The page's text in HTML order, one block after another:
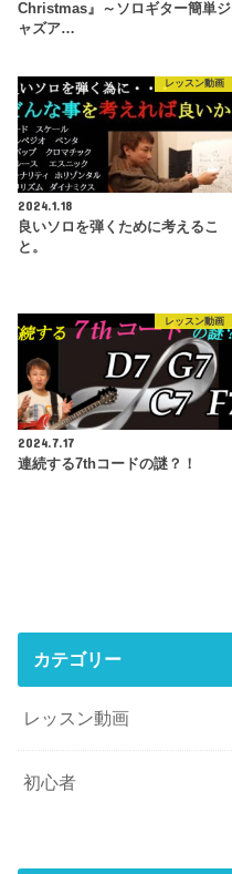
Christmas』～ソロギター簡単ジ
ャズア…
レッスン動画
2024.1.18
良いソロを弾くために考えるこ
と。
レッスン動画
2024.7.17
連続する7thコードの謎？！
カテゴリー
レッスン動画
初心者